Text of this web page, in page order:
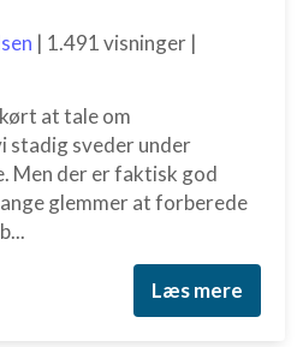
| 1.491 visninger |
at tale om
stadig sveder under
Men der er faktisk god
glemmer at forberede
Læs mere